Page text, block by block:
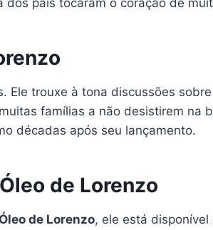
Ele trouxe à tona discussões
famílias a não desistirem na
décadas após seu lançamento.
de Lorenzo
Óleo de Lorenzo, ele está